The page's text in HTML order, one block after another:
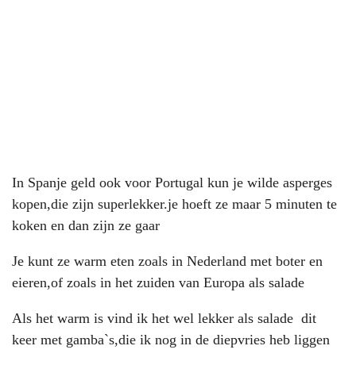
In Spanje geld ook voor Portugal kun je wilde asperges
kopen,die zijn superlekker.je hoeft ze maar 5 minuten te
koken en dan zijn ze gaar
Je kunt ze warm eten zoals in Nederland met boter en
eieren,of zoals in het zuiden van Europa als salade
Als het warm is vind ik het wel lekker als salade dit
keer met gamba`s,die ik nog in de diepvries heb liggen